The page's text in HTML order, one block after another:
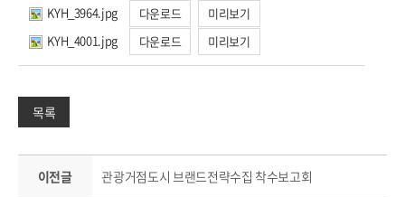
KYH_3964.jpg 다운로드
미리보기
KYH_4001.jpg
다운로드 미리보기
목록
이전글 관광거점도시 브랜드전략수집 착수보고회